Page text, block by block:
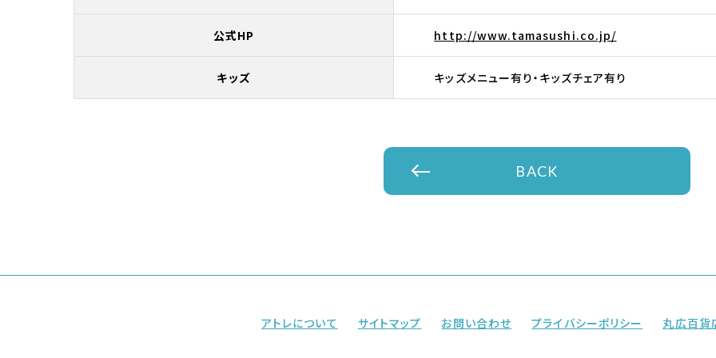
公式HP http://www.tamasushi.co.jp/
キッズ キッズメニュー有り・キッズチェア有り
BACK
アトレについて サイトマップ お問い合わせ プライバシーポリシー 丸広百貨